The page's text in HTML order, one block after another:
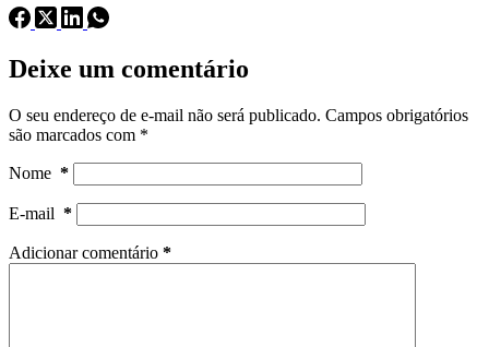
Deixe um comentário
O seu endereço de e-mail não será publicado. Campos obrigatórios
são marcados com *
Nome *
E-mail *
Adicionar comentário *